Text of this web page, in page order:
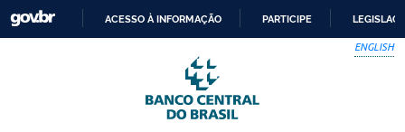
Skip to main content
PARA
O
CONTEÚDO
ACESSO À INFORMAÇÃO PARTICIPE
ENGLISH